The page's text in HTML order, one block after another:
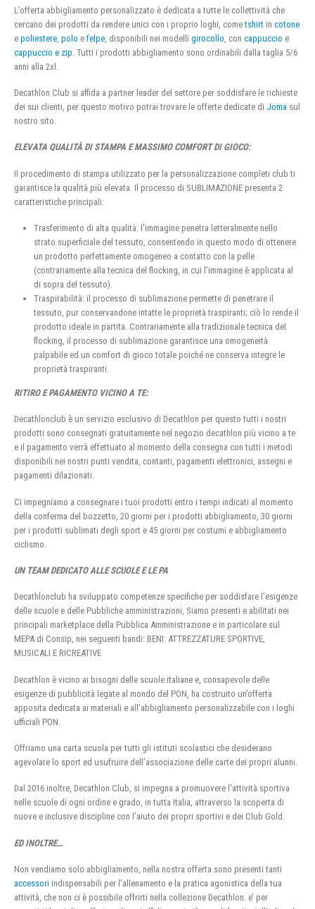
L’offerta abbigliamento personalizzato è dedicata a tutte le collettività che
cercano dei prodotti da rendere unici con i proprio loghi, cometshirt in cotone
e poliestere polo e felpe , disponibili nei modelli girocollo , con cappuccio e
cappuccio e zip . Tutti i prodotti abbigliamento sono ordinabili dalla taglia 5/6
anni alla 2xl.
Decathlon Club si affida a partner leader del settore per soddisfare le richieste
dei sui clienti, per questo motivo potrai trovare le offerte dedicate di Joma sul
nostro sito.
ELEVATA QUALITÀ DI STAMPA E MASSIMO COMFORT DI GIOCO:
Il procedimento di stampa utilizzato per la personalizzazione completi club ti
garantisce la qualità più elevata. Il processo di SUBLIMAZIONE presenta 2
caratteristiche principali:
Trasferimento di alta qualità: l’immagine penetra letteralmente nello
strato superficiale del tessuto, consentendo in questo modo di ottenere
un prodotto perfettamente omogeneo a contatto con la pelle
(contrariamente alla tecnica del flocking, in cui l’immagine è applicata al
di sopra del tessuto).
Traspirabilità: il processo di sublimazione permette di penetrare il
tessuto, pur conservandone intatte le proprietà traspiranti; ciò lo rende il
prodotto ideale in partita. Contrariamente alla tradizionale tecnica del
flocking, il processo di sublimazione garantisce una omogeneità
palpabile ed un comfort di gioco totale poiché ne conserva integre le
proprietà traspiranti.
RITIRO E PAGAMENTO VICINO A TE:
Decathlonclub è un servizio esclusivo di Decathlon per questo tutti i nostri
prodotti sono consegnati gratuitamente nel negozio decathlon più vicino a te
e il pagamento verrà effettuato al momento della consegna con tutti i metodi
disponibili nei nostri punti vendita, contanti, pagamenti elettronici, assegni e
pagamenti dilazionati.
Ci impegniamo a consegnare i tuoi prodotti entro i tempi indicati al momento
della conferma del bozzetto, 20 giorni per i prodotti abbigliamento, 30 giorni
per i prodotti sublimati degli sport e 45 giorni per costumi e abbigliamento
ciclismo.
UN TEAM DEDICATO ALLE SCUOLE E LE PA
Decathlonclub ha sviluppato competenze specifiche per soddisfare l’esigenze
delle scuole e delle Pubbliche amministrazioni, Siamo presenti e abilitati nei
principali marketplace della Pubblica Amministrazione e in particolare sul
MEPA di Consip, nei seguenti bandi: BENI: ATTREZZATURE SPORTIVE,
MUSICALI E RICREATIVE
Decathlon è vicino ai bisogni delle scuole italiane e, consapevole delle
esigenze di pubblicità legate al mondo del PON, ha costruito un’offerta
apposita dedicata ai materiali e all’abbigliamento personalizzabile con i loghi
ufficiali PON.
Offriamo una carta scuola per tutti gli istituti scolastici che desiderano
agevolare lo sport ed usufruire dell’associazione delle carte dei propri alunni.
Dal 2016 inoltre, Decathlon Club, si impegna a promuovere l’attività sportiva
nelle scuole di ogni ordine e grado, in tutta Italia, attraverso la scoperta di
nuove e inclusive discipline con l’aiuto dei propri sportivi e dei Club Gold.
ED INOLTRE…
Non vendiamo solo abbigliamento, nella nostra offerta sono presenti tanti
accessori indispensabili per l’allenamento e la pratica agonistica della tua
attività, che non ci è possibile offrirti nella collezione Decathlon. e’ per